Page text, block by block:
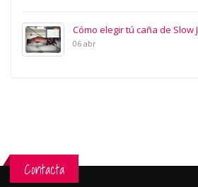
Cómo elegir tú caña de Slow
06 abr
Contacta